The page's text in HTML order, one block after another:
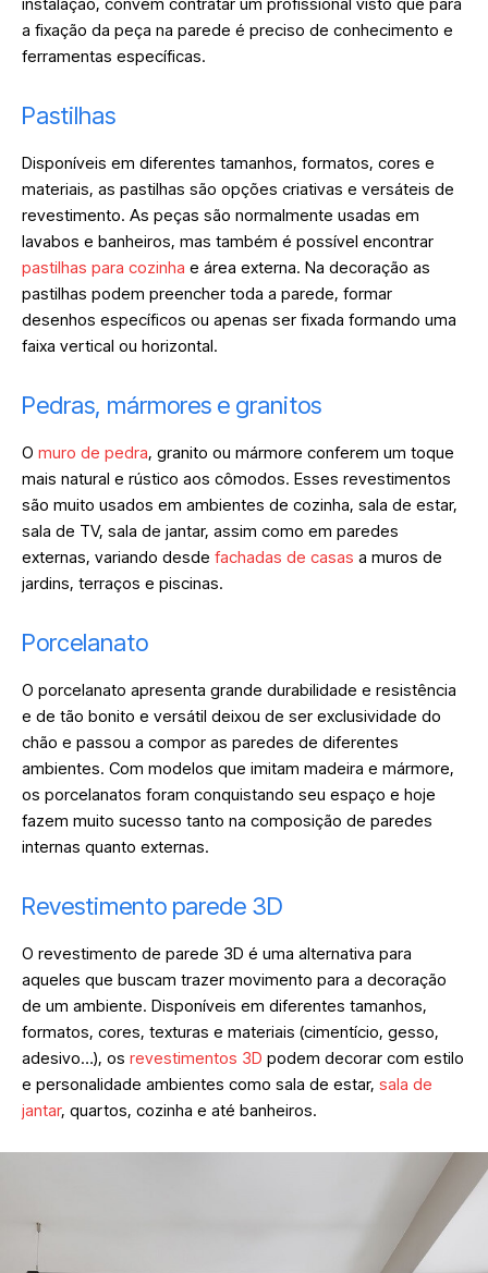
a fixação da peça na parede é preciso de conhecimento e
ferramentas específicas.
Pastilhas
Disponíveis em diferentes tamanhos, formatos, cores e
materiais, as pastilhas são opções criativas e versáteis de
revestimento. As peças são normalmente usadas em
lavabos e banheiros, mas também é possível encontrar
pastilhas para cozinha e área externa. Na decoração as
pastilhas podem preencher toda a parede, formar
desenhos específicos ou apenas ser fixada formando uma
faixa vertical ou horizontal.
Pedras, mármores e granitos
O muro de pedra, granito ou mármore conferem um toque
mais natural e rústico aos cômodos. Esses revestimentos
são muito usados em ambientes de cozinha, sala de estar,
sala de TV, sala de jantar, assim como em paredes
externas, variando desde fachadas de casas a muros de
jardins, terraços e piscinas.
Porcelanato
O porcelanato apresenta grande durabilidade e resistência
e de tão bonito e versátil deixou de ser exclusividade do
chão e passou a compor as paredes de diferentes
ambientes. Com modelos que imitam madeira e mármore,
os porcelanatos foram conquistando seu espaço e hoje
fazem muito sucesso tanto na composição de paredes
internas quanto externas.
Revestimento parede 3D
O revestimento de parede 3D é uma alternativa para
aqueles que buscam trazer movimento para a decoração
de um ambiente. Disponíveis em diferentes tamanhos,
formatos, cores, texturas e materiais (cimentício, gesso,
adesivo…), os revestimentos 3D podem decorar com estilo
e personalidade ambientes como sala de estar, sala de
jantar, quartos, cozinha e até banheiros.